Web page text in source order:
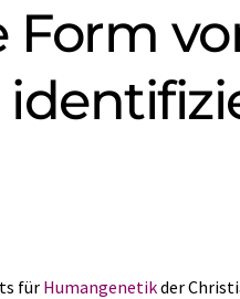
Form
für Humangenetikder